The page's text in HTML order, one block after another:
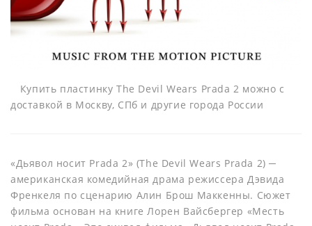
Купить пластинку The Devil Wears Prada 2 можно с
доставкой в Москву, СПб и другие города России
«Дьявол носит Prada 2» (The Devil Wears Prada 2) ─
американская комедийная драма режиссера Дэвида
Френкеля по сценарию Алин Брош Маккенны. Сюжет
фильма основан на книге Лорен Вайсбергер «Месть